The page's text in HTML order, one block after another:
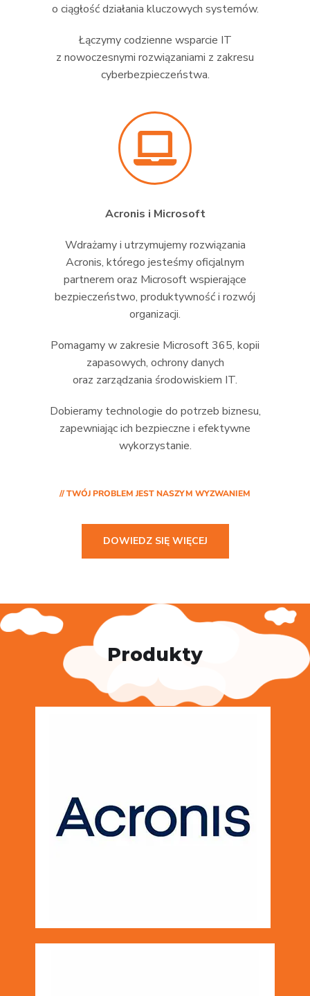
o ciągłość działania kluczowych systemów.
Łączymy codzienne wsparcie IT
z nowoczesnymi rozwiązaniami z zakresu
cyberbezpieczeństwa.
Acronis i Microsoft
Wdrażamy i utrzymujemy rozwiązania
Acronis, którego jesteśmy oficjalnym
partnerem oraz Microsoft wspierające
bezpieczeństwo, produktywność i rozwój
organizacji.
Pomagamy w zakresie Microsoft 365, kopii
zapasowych, ochrony danych
oraz zarządzania środowiskiem IT.
Dobieramy technologie do potrzeb biznesu,
zapewniając ich bezpieczne i efektywne
wykorzystanie.
// TWÓJ PROBLEM JEST NASZYM WYZWANIEM
DOWIEDZ SIĘ WIĘCEJ
Produkty